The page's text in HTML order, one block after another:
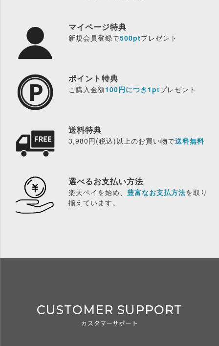
マイページ特典
新規会員登録で500ptプレゼント
ポイント特典
ご購入金額100円につき1ptプレゼント
送料特典
3,980円(税込)以上のお買い物で送料無料
選べるお支払い方法
楽天ペイを始め、 豊富なお支払方法を取り
揃えています。
CUSTOMER SUPPORT
カスタマーサポート